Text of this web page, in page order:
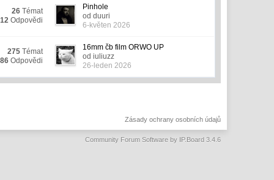
26 Témat
Odpovědi
Pinhole
od duuri
6-květen 2026
275 Témat
Odpovědi
16mm čb film ORWO UP
od iuliuzz
26-leden 2026
Zásady ochrany osobních údajů
Community Forum Software by IP.Board 3.4.6